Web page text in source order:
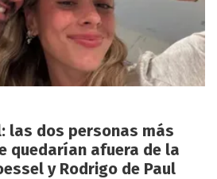
las dos personas más
quedarían afuera de la
y Rodrigo de Paul